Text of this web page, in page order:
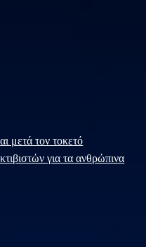
μετά τον τοκετό
για τα ανθρώπινα